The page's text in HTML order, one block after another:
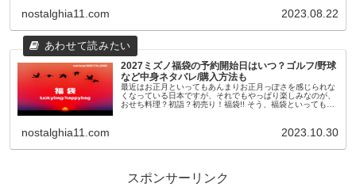
nostalghia11.com 2023.08.22
2027ミズノ福袋の予約開始日はいつ？ゴルフ/野球
など中身ネタバレ/購入方法も
最近はお正月といってもあんまりお正月っぽさを感じられな
くなっている日本ですが、それでもやっぱり楽しみなのが、
おせち料理？初詣？初売り！福袋!! そう、福袋といっても最
nostalghia11.com 2023.10.30
スポンサーリンク